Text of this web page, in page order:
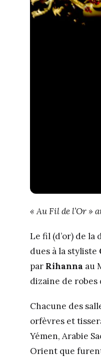
« Au Fil de l’Or »
Le fil (d’or) de
dues à la styliste
par Rihanna au
dizaine de robes
Chacune des
orfèvres et
Yémen, Arabie
Orient que